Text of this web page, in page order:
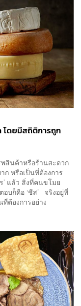
โดยมีสถิติการถูก
สินค้าหรือร้านสะดวก
ก หรือเป็นที่ต้องการ
แล้ว สิ่งที่คนขโมย
บก็คือ ‘ชีส’ จริงอยู่ที่
ต้องการอย่าง